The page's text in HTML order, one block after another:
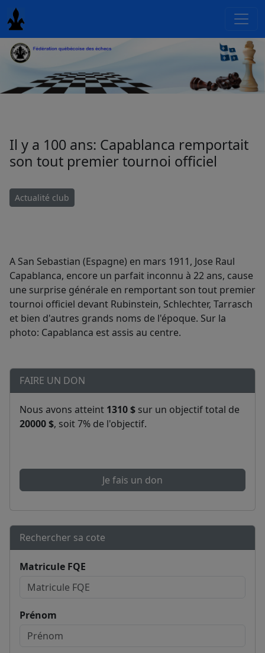
Il y a 100 ans: Capablanca remportait
son tout premier tournoi officiel
Actualité club
A San Sebastian (Espagne) en mars 1911, Jose Raul
Capablanca, encore un parfait inconnu à 22 ans, cause
une surprise générale en remportant son tout premier
tournoi officiel devant Rubinstein, Schlechter, Tarrasch
et bien d'autres grands noms de l'époque. Sur la
photo: Capablanca est assis au centre.
FAIRE UN DON
Nous avons atteint 1310 $ sur un objectif total de
20000 $, soit 7% de l'objectif.
Je fais un don
Rechercher sa cote
Matricule FQE
Prénom